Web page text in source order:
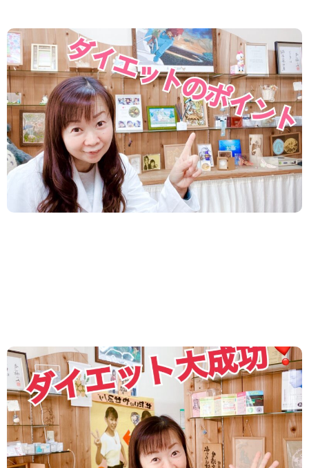
2024.04.10/ダイエット
睡眠もダイエット
きちんと睡眠を取らないと 食欲を増加させたり 代謝
が低下します。 ダイエットと睡眠は 深く関係してい
ます。 「ちゃんと寝ないと太る」 よくカ...
2023.03.22/お客様の声 ,ダイエット,新着情報
１６kg減大成功！！
諦めなければ 失敗はない！！ ダイエットの本質か
も！！ マイペースに 自分ができることをコツコツ
時間がかかっても 諦めなければ成功しかない...